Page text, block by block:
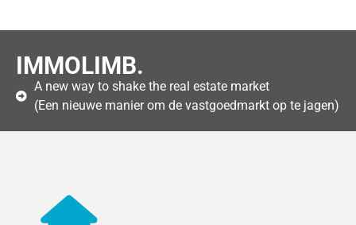
IMMOLIMB.
A new way to shake the real estate market
(Een nieuwe manier om de vastgoedmarkt op te jagen)